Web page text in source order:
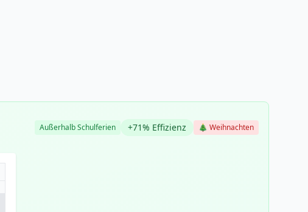
Außerhalb Schulferien +71% Effizienz 🎄 Weihnachten